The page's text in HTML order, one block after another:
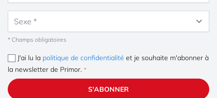
* Champs obligatoires
J'ai lu la politique de confidentialité et je souhaite m'abonner à
la newsletter de Primor.
S'ABONNER